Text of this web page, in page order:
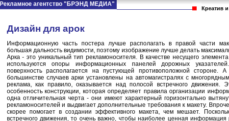
Рекламное агентство "БРЭНД МЕДИА"
Креатив
Дизайн для арок
Информационную часть постера лучше располагать в правой части
большая дальность видимости, поэтому изображение лучше делать
Арка - это уникальный тип рекламоносителя. В качестве несущего элемента
используются опоры информационных панелей дорожных
поверхность располагается на пустующей противоположной стороне. А
большинстве случаев арки установлены на автомагистралях с
реклама, как правило, оказывается над полосой встречного движения.
особенность конструкции, которая определяет правила организации
одна отличительная черта - они имеют характерный горизонтально
рекламоносителей и выдвигает дополнительные требования к макету.
скорее помогает в создании эффективного макета, чем мешает.
встречного движения, то очень важно, чтобы наиболее ценная